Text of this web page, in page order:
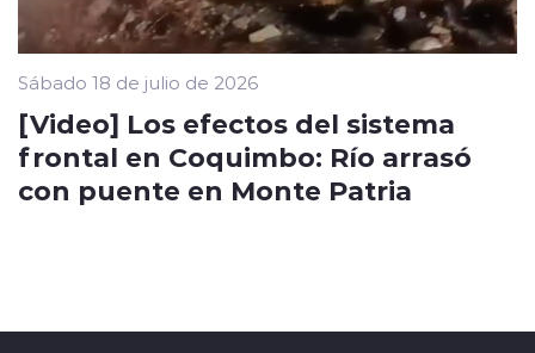
Sábado 18 de julio de 2026
[Video] Los efectos del sistema
frontal en Coquimbo: Río arrasó
con puente en Monte Patria